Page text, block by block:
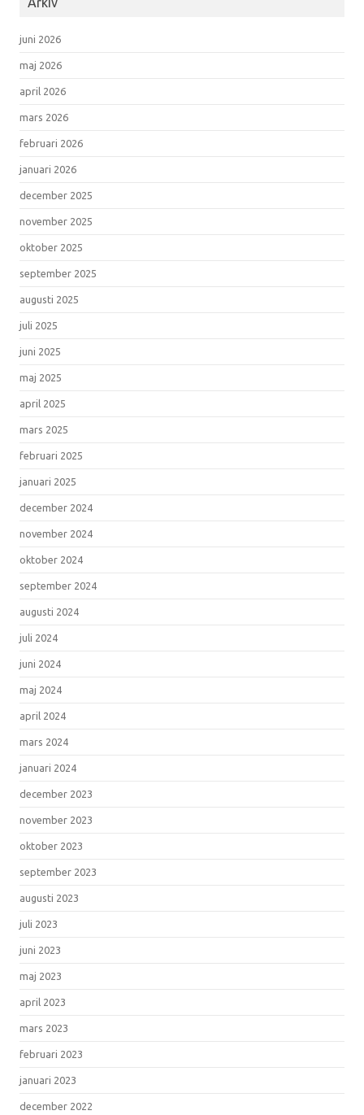
juni 2026
maj 2026
april 2026
mars 2026
februari 2026
januari 2026
december 2025
november 2025
oktober 2025
september 2025
augusti 2025
juli 2025
juni 2025
maj 2025
april 2025
mars 2025
februari 2025
januari 2025
december 2024
november 2024
oktober 2024
september 2024
augusti 2024
juli 2024
juni 2024
maj 2024
april 2024
mars 2024
januari 2024
december 2023
november 2023
oktober 2023
september 2023
augusti 2023
juli 2023
juni 2023
maj 2023
april 2023
mars 2023
februari 2023
januari 2023
december 2022